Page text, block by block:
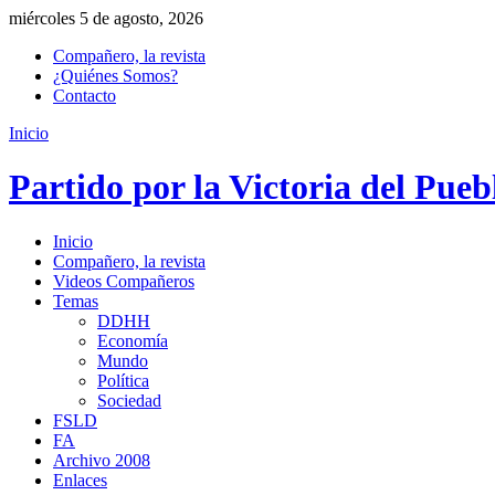
miércoles 5 de agosto, 2026
Compañero, la revista
¿Quiénes Somos?
Contacto
Inicio
Partido por la Victoria del
Inicio
Compañero, la revista
Videos Compañeros
Temas
DDHH
Economía
Mundo
Política
Sociedad
FSLD
FA
Archivo 2008
Enlaces